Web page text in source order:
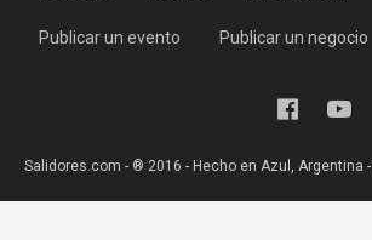
Publicar un evento Publicar un negocio
Salidores.com - ® 2016 - Hecho en Azul, Argentina -